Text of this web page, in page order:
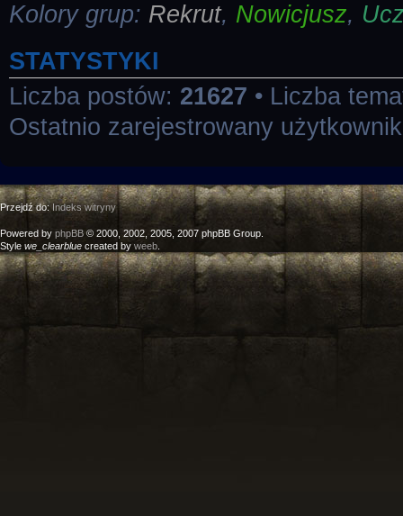
Kolory grup: Rekrut, Nowicjusz,
STATYSTYKI
Liczba postów: 21627 • Liczba
Ostatnio zarejestrowany
Przejdź do:Indeks witryny
Powered by phpBB © 2000, 2002, 2005, 2007 phpBB Group.
Style we_clearblue created by weeb